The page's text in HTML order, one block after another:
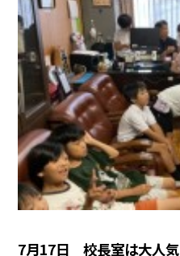
7月17日 校長室は大人気